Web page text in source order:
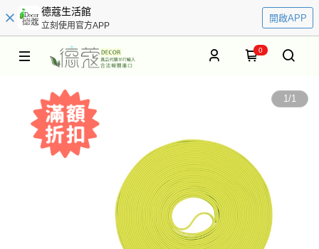
德蔻生活館
立刻使用官方APP
開啟APP
0
1/1